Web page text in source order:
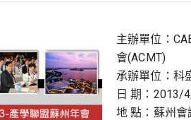
主辦單位：
會(ACMT)
承辦單位：科
日 期：2013/
地 點：蘇州